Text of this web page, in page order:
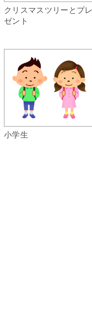
クリスマスツリーとプレ
ゼント
小学生